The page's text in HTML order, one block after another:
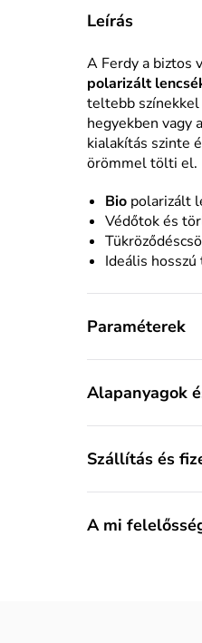
Leírás
A Ferdy a biztos
polarizált
teltebb színekkel
hegyekben vagy
kialakítás szinte
örömmel tölti el.
Bio polarizált
Védőtok és
Ideális
Paraméterek
Alapanyagok
Szállítás és
A mi